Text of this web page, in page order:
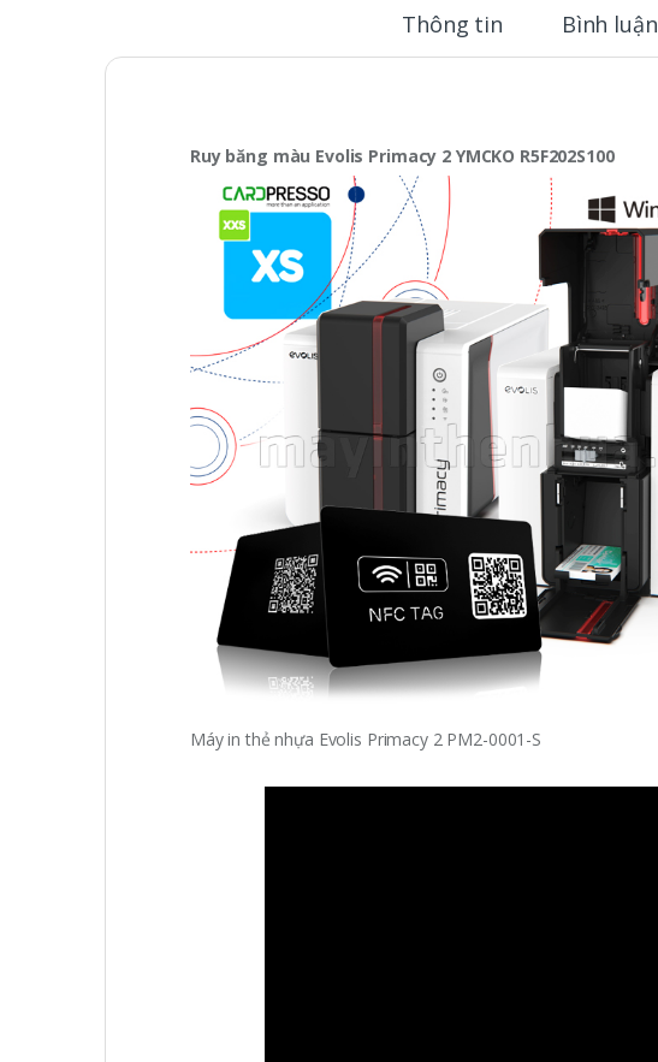
Thông tin Bình luận
Ruy băng màu Evolis Primacy 2 YMCKO R5F202S100
Máy in thẻ nhựa Evolis Primacy 2 PM2-0001-S